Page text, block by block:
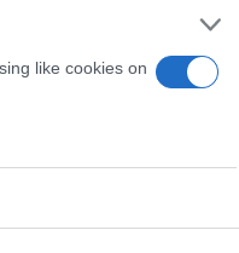
like cookies on